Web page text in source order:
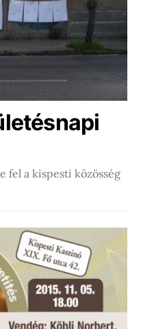
fel a kispesti közösség